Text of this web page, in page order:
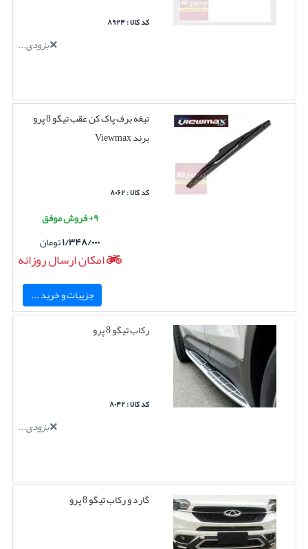
کد کالا : ۸۹۲۴
بزودی...
تیغه برف پاک کن عقب تیگو 8 پرو
برند Viewmax
کد کالا : ۸۰۶۲
۹+ فروش موفق
۱/۳۴۸/۰۰۰تومان
امکان ارسال روزانه
جزییات و خرید ...
رکاب تیگو 8 پرو
کد کالا : ۸۰۴۲
بزودی...
گارد و رکاب تیگو 8 پرو